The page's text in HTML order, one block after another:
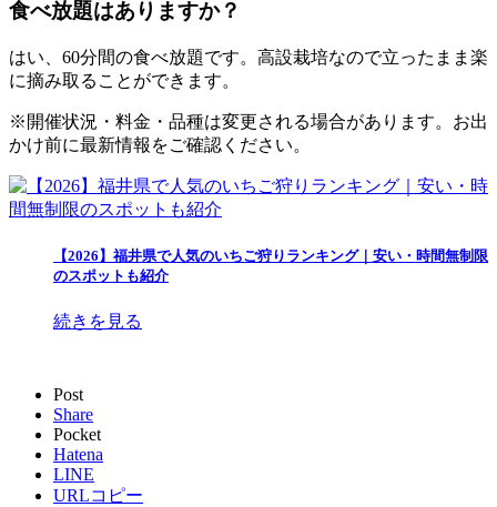
食べ放題はありますか？
はい、60分間の食べ放題です。高設栽培なので立ったまま楽
に摘み取ることができます。
※開催状況・料金・品種は変更される場合があります。お出
かけ前に最新情報をご確認ください。
【2026】福井県で人気のいちご狩りランキング｜安い・時間無制限
のスポットも紹介
続きを見る
Post
Share
Pocket
Hatena
LINE
URLコピー